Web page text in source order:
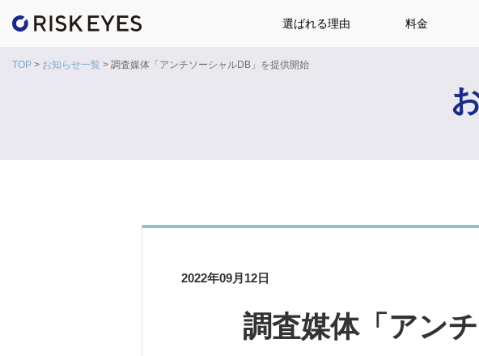
選ばれる理由 料金
TOP > お知らせ一覧 > 調査媒体「アンチソーシャルDB」を提供開始
2022年09月12日
調査媒体「アン